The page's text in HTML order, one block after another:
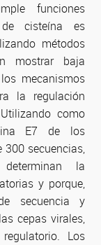
funciones
cisteína es
métodos
mostrar baja
mecanismos
la regulación
como
E7 de los
secuencias,
la
y porque,
secuencia y
cepas virales,
Los